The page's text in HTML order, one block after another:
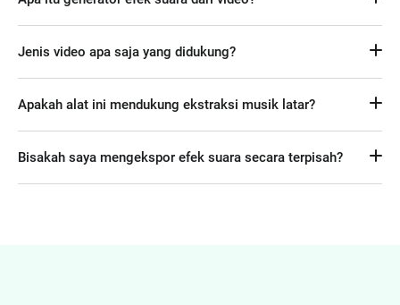
video, membantu kreator meningkatkan konten mereka
Jenis video apa saja yang didukung?
Untuk format yang tidak umum, alat kami akan
Apakah alat ini mendukung ekstraksi musik latar?
menghasilkan efek suara baru untuk video.
Bisakah saya mengekspor efek suara secara terpisah?